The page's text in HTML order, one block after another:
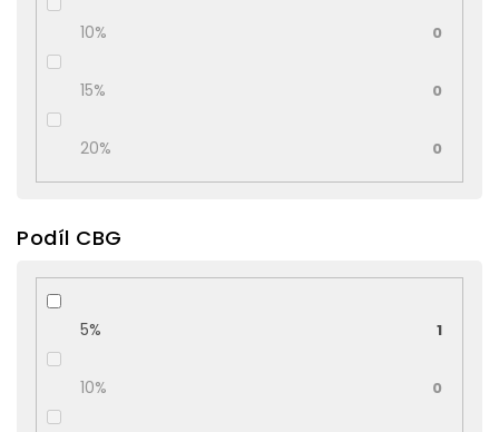
10% 0
15% 0
20% 0
Podíl CBG
5% 1
10% 0